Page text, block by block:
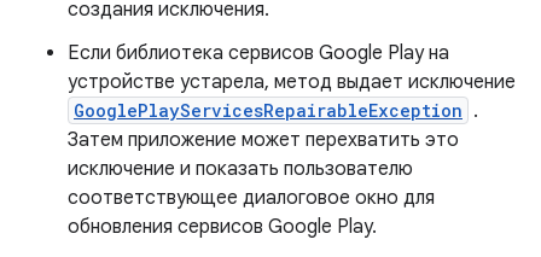
создания исключения.
Если библиотека сервисов Google Play на
устройстве устарела, метод выдает исключение
GooglePlayServicesRepairableException .
Затем приложение может перехватить это
исключение и показать пользователю
соответствующее диалоговое окно для
обновления сервисов Google Play.